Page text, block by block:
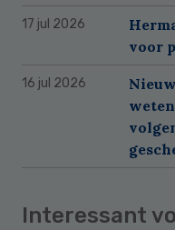
17 jul 2026
voor
16 jul 2026
Interessant